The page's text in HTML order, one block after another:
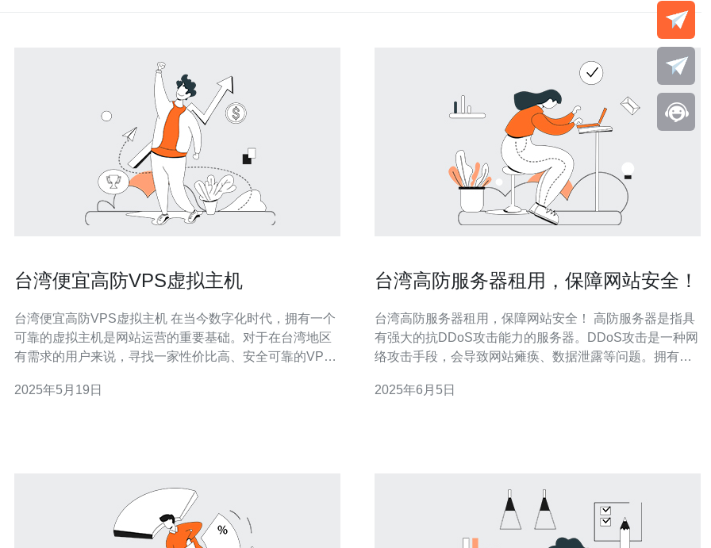
台湾便宜高防VPS虚拟主机
台湾便宜高防VPS虚拟主机 在当今数字化时代，拥有一个
可靠的虚拟主机是网站运营的重要基础。对于在台湾地区
有需求的用户来说，寻找一家性价比高、安全可靠的VPS
高防VPS虚拟主机的选择。 在选择VPS虚拟主机时，需要
2025年5月19日
台湾高防服务器租用，保障网站安全！
台湾高防服务器租用，保障网站安全！ 高防服务器是指具
有强大的抗DDoS攻击能力的服务器。DDoS攻击是一种网
络攻击手段，会导致网站瘫痪、数据泄露等问题。拥有高
台湾地理位置优越，是东亚地区的重要网络枢纽，拥有优
2025年6月5日